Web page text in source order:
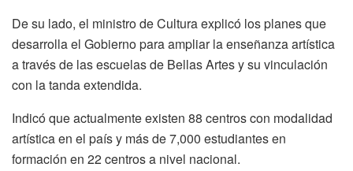
De su lado, el ministro de Cultura explicó los planes que
desarrolla el Gobierno para ampliar la enseñanza artística
a través de las escuelas de Bellas Artes y su vinculación
con la tanda extendida.
Indicó que actualmente existen 88 centros con modalidad
artística en el país y más de 7,000 estudiantes en
formación en 22 centros a nivel nacional.